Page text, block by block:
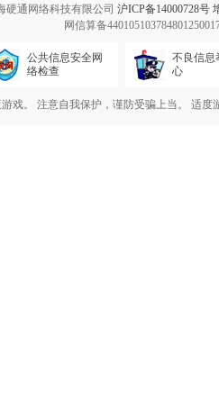
硬通网络科技有限公司 沪ICP备14000728号
网信算备
公共信息安全网
络检查
不良信息
心
戏。 注意自我保护，谨防受骗上当。 适